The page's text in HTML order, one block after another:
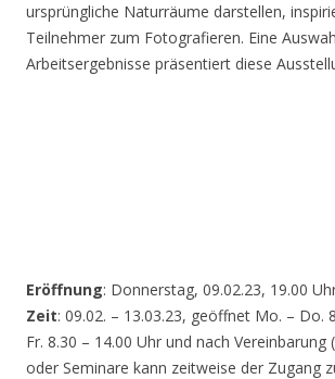
ursprüngliche Naturräume darstellen,
Teilnehmer zum Fotografieren. Eine
Arbeitsergebnisse präsentiert diese
Eröffnung: Donnerstag, 09.02.23, 19.00
Zeit: 09.02. – 13.03.23, geöffnet Mo. – Do.
Fr. 8.30 – 14.00 Uhr und nach Vereinbarung
oder Seminare kann zeitweise der Zugang